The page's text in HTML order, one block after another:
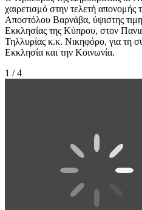
χαιρετισμό στην τελετή
Αποστόλου Βαρνάβα, ύψιστης
Εκκλησίας της Κύπρου, στον
Τηλλυρίας κ.κ. Νικηφόρο, για τη
Εκκλησία και την Κοινωνία.
1 / 4